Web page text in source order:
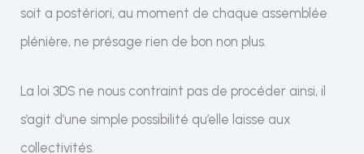
soit a postériori, au moment de chaque assemblée
plénière, ne présage rien de bon non plus.
La loi 3DS ne nous contraint pas de procéder ainsi, il
s’agit d’une simple possibilité qu’elle laisse aux
collectivités.